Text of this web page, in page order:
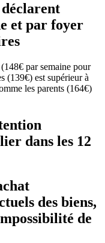
et par foyer
par semaine pour
(139€) est supérieur à
les parents (164€)
dans les 12
des biens,
de